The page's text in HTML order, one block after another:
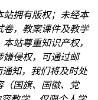
站拥有版权；未经本
卷，教案课件及教学
站尊重知识产权，
嫌侵权，可通过邮
通知，我们将及时处
（国旗、国徽、党